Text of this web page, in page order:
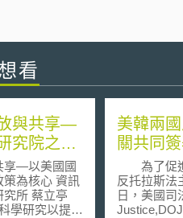
看
與共享—
究院之資
享—以美國國
核心 資訊
究所 蔡立亭
美韓兩
關共同
為了促進
反托拉斯法
日，美國司